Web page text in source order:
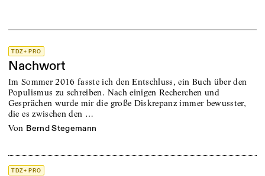
TDZ+ PRO
Nachwort
Im Sommer 2016 fasste ich den Entschluss, ein Buch über den
Populismus zu schreiben. Nach einigen Recherchen und
Gesprächen wurde mir die große Diskrepanz immer bewusster,
die es zwischen den …
von Bernd Stegemann
TDZ+ PRO